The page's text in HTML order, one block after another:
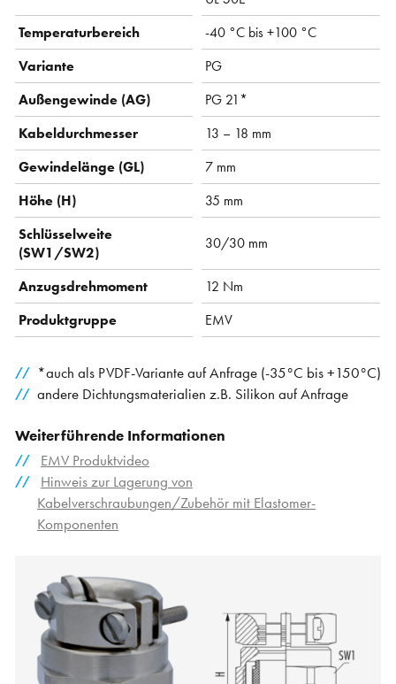
Temperaturbereich
-40 °C bis +100 °C
Variante
PG
Außengewinde (AG)
PG 21*
Kabeldurchmesser
13 – 18 mm
Gewindelänge (GL)
7 mm
Höhe (H)
35 mm
Schlüsselweite
(SW1/SW2)
30/30 mm
Anzugsdrehmoment
12 Nm
Produktgruppe
EMV
*auch als PVDF-Variante auf Anfrage (-35°C bis +150°C)
andere Dichtungsmaterialien z.B. Silikon auf Anfrage
Weiterführende Informationen
EMV Produktvideo
Hinweis zur Lagerung von
Kabelverschraubungen/Zubehör mit Elastomer-
Komponenten